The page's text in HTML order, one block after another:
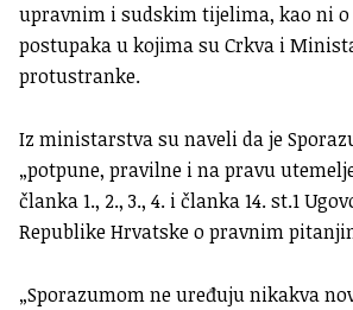
upravnim i sudskim tijelima, kao ni
postupaka u kojima su Crkva i
protustranke.
Iz ministarstva su naveli da je
„potpune, pravilne i na pravu
članka 1., 2., 3., 4. i članka 14. st.1
Republike Hrvatske o pravnim
„Sporazumom ne uređuju nikakva